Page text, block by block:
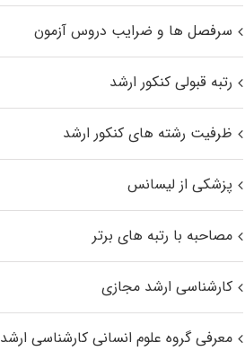
سرفصل ها و ضرایب دروس آزمون
رتبه قبولی کنکور ارشد
ظرفیت رشته های کنکور ارشد
پزشکی از لیسانس
مصاحبه با رتبه های برتر
کارشناسی ارشد مجازی
معرفی گروه علوم انسانی کارشناسی ارشد